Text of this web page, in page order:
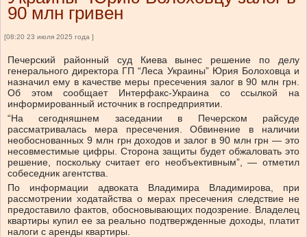
90 млн гривен
[08:20 23 июля 2025 года ]
Печерский районный суд Киева вынес решение по делу
генерального директора ГП “Леса Украины” Юрия Болоховца и
назначил ему в качестве меры пресечения залог в 90 млн грн.
Об этом сообщает Интерфакс-Украина со ссылкой на
информированный источник в госпредприятии.
“На сегодняшнем заседании в Печерском райсуде
рассматривалась мера пресечения. Обвинение в наличии
необоснованных 9 млн грн доходов и залог в 90 млн грн — это
несовместимые цифры. Сторона защиты будет обжаловать это
решение, поскольку считает его необъективным”, — отметил
собеседник агентства.
По информации адвоката Владимира Владимирова, при
рассмотрении ходатайства о мерах пресечения следствие не
предоставило фактов, обосновывающих подозрение. Владелец
квартиры купил ее за реально подтвержденные доходы, платит
налоги с аренды квартиры.